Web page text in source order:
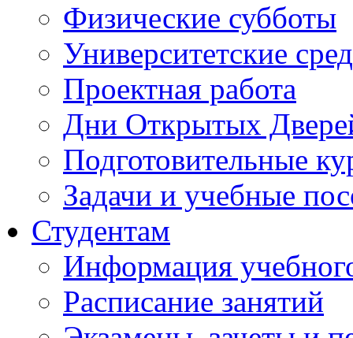
Физические субботы
Университетские
Проектная работа
Дни Открытых
Подготовительные
Задачи и учебные
Студентам
Информация
Расписание занятий